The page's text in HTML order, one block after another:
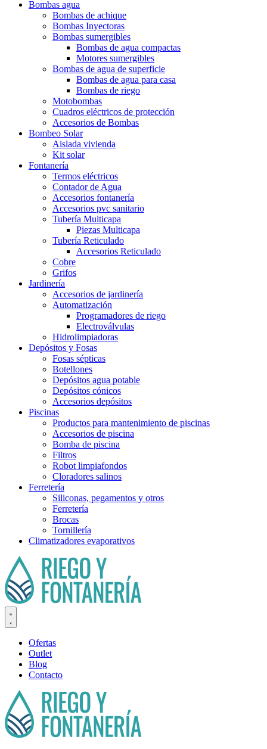
Bombas agua
Bombas de achique
Bombas Inyectoras
Bombas sumergibles
Bombas de agua compactas
Motores sumergibles
Bombas de agua de superficie
Bombas de agua para casa
Bombas de riego
Motobombas
Cuadros eléctricos de protección
Accesorios de Bombas
Bombeo Solar
Aislada vivienda
Kit solar
Fontanería
Termos eléctricos
Contador de Agua
Accesorios fontanería
Accesorios pvc sanitario
Tubería Multicapa
Piezas Multicapa
Tubería Reticulado
Accesorios Reticulado
Cobre
Grifos
Jardinería
Accesorios de jardinería
Automatización
Programadores de riego
Electroválvulas
Hidrolimpiadoras
Depósitos y Fosas
Fosas sépticas
Botellones
Depósitos agua potable
Depósitos cónicos
Accesorios depósitos
Piscinas
Productos para mantenimiento de piscinas
Accesorios de piscina
Bomba de piscina
Filtros
Robot limpiafondos
Cloradores salinos
Ferretería
Siliconas, pegamentos y otros
Ferretería
Brocas
Tornillería
Climatizadores evaporativos
Ofertas
Outlet
Blog
Contacto